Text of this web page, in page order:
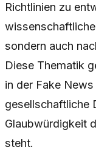
Richtlinien zu
sondern auch
Diese Thematik
in der Fake
gesellschaftliche
Glaubwürdigkeit
steht.